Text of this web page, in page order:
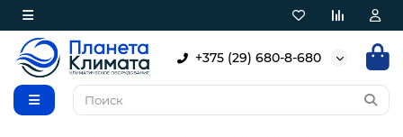
+375 (29) 680-8-680